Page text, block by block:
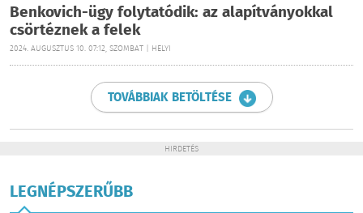
Benkovich-ügy folytatódik: az alapítványokkal
csörtéznek a felek
2024. AUGUSZTUS 10. 07:12, SZOMBAT | HELYI
TOVÁBBIAK BETÖLTÉSE
HIRDETÉS
LEGNÉPSZERŰBB